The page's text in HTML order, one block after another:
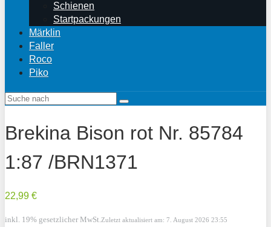
Schienen
Startpackungen
Märklin
Faller
Roco
Piko
Brekina Bison rot Nr. 85784
1:87 /BRN1371
22,99 €
inkl. 19% gesetzlicher MwSt. Zuletzt aktualisiert am: 7. August 2026 23:55